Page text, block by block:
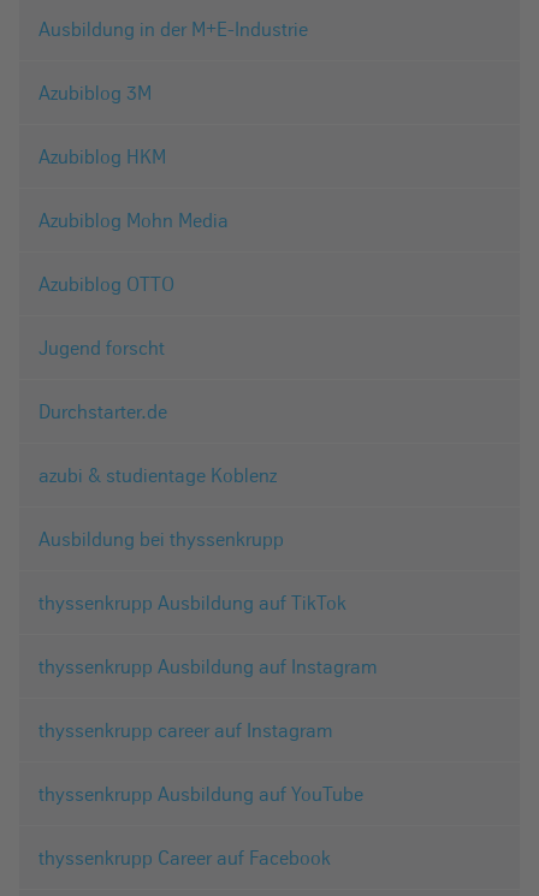
Ausbildung in der M+E-Industrie
Azubiblog 3M
Azubiblog HKM
Azubiblog Mohn Media
Azubiblog OTTO
Jugend forscht
Durchstarter.de
azubi & studientage Koblenz
Ausbildung bei thyssenkrupp
thyssenkrupp Ausbildung auf TikTok
thyssenkrupp Ausbildung auf Instagram
thyssenkrupp career auf Instagram
thyssenkrupp Ausbildung auf YouTube
thyssenkrupp Career auf Facebook